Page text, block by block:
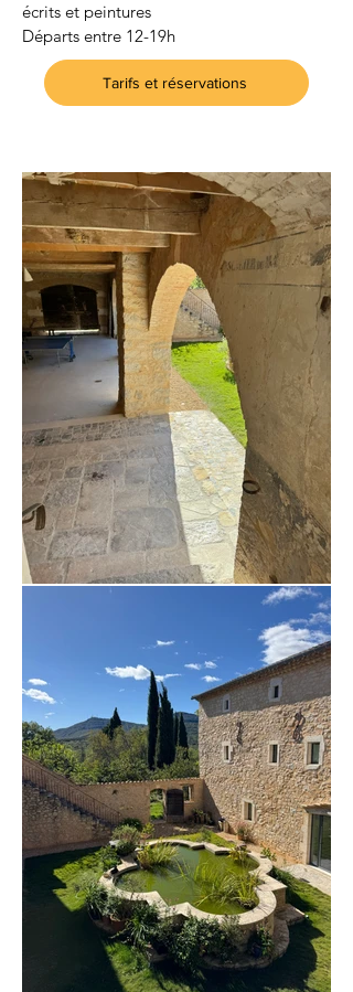
écrits et peintures
Départs entre 12-19h
Tarifs et réservations